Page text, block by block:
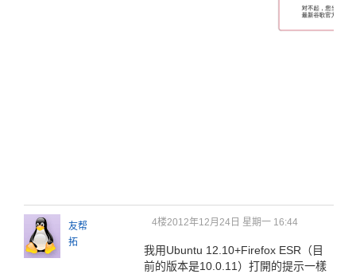
友帮
拓
4楼2012年12月24日 星期一 16:44
我用Ubuntu 12.10+Firefox ESR（目
前的版本是10.0.11）打開的提示一樣